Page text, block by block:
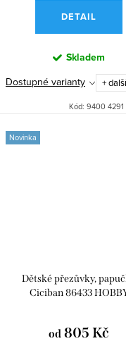
DETAIL
Skladem
Dostupné varianty + další
Kód: 9400 4291
Novinka
Dětské přezůvky,
Ciciban 86433
od 805 Kč